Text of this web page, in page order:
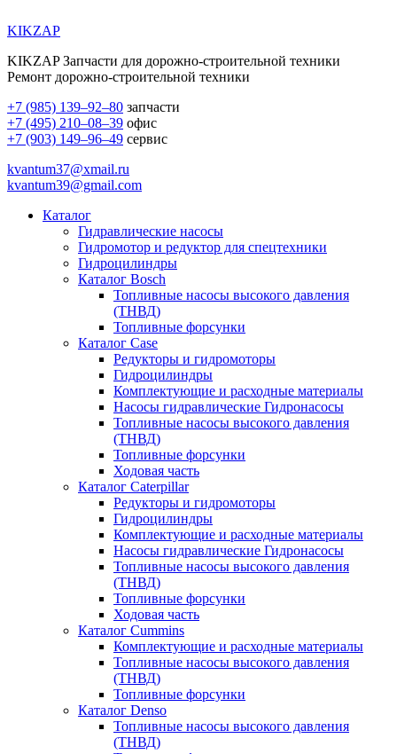
KIKZAP
KIKZAP Запчасти для дорожно-строительной техники
Ремонт дорожно-строительной техники
+7 (985) 139–92–80 запчасти
+7 (495) 210–08–39 офис
+7 (903) 149–96–49 сервис
kvantum37@xmail.ru
kvantum39@gmail.com
Каталог
Гидравлические насосы
Гидромотор и редуктор для спецтехники
Гидроцилиндры
Каталог Bosch
Топливные насосы высокого давления
(ТНВД)
Топливные форсунки
Каталог Case
Редукторы и гидромоторы
Гидроцилиндры
Комплектующие и расходные материалы
Насосы гидравлические Гидронасосы
Топливные насосы высокого давления
(ТНВД)
Топливные форсунки
Ходовая часть
Каталог Caterpillar
Редукторы и гидромоторы
Гидроцилиндры
Комплектующие и расходные материалы
Насосы гидравлические Гидронасосы
Топливные насосы высокого давления
(ТНВД)
Топливные форсунки
Ходовая часть
Каталог Cummins
Комплектующие и расходные материалы
Топливные насосы высокого давления
(ТНВД)
Топливные форсунки
Каталог Denso
Топливные насосы высокого давления
(ТНВД)